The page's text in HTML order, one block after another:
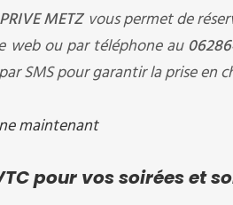
METZvous permet de
web ou par téléphone au
SMS pour garantir la prise en
maintenant
pour vos soirées et